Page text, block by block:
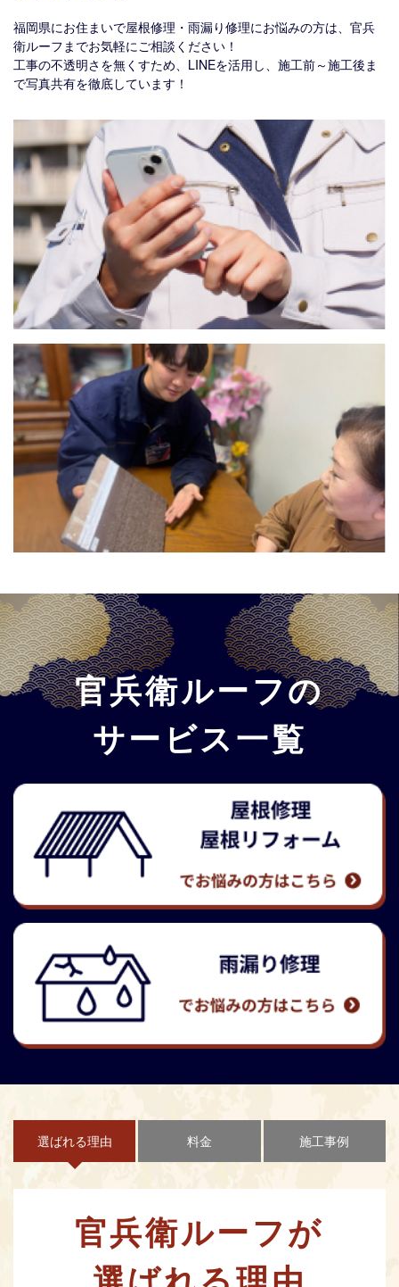
福岡県にお住まいで屋根修理・雨漏り修理にお悩みの方は、官兵
衛ルーフまでお気軽にご相談ください！
工事の不透明さを無くすため、LINEを活用し、施工前～施工後ま
で写真共有を徹底しています！
官兵衛ルーフの
サービス一覧
選ばれる理由 料金 施工事例
官兵衛ルーフが